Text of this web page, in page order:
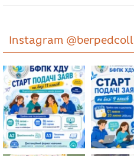
Instagram @berpedcoll